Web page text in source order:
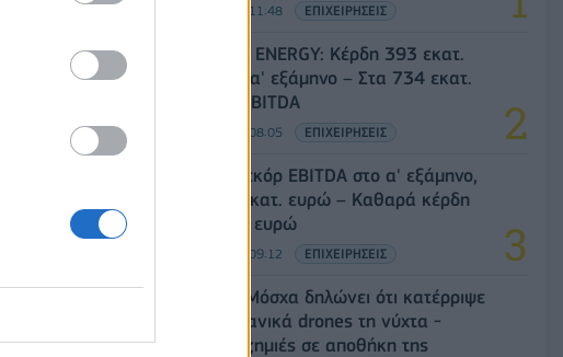
06/08/2026 - 11:48 ΕΠΙΧΕΙΡΗΣΕΙΣ
HELLENiQ ENERGY: Κέρδη 393 εκατ.
ευρώ στο α' εξάμηνο – Στα 734 εκατ.
ευρώ τα EBITDA
06/08/2026 - 08:05 ΕΠΙΧΕΙΡΗΣΕΙΣ
Metlen: Ρεκόρ EBITDA στο α' εξάμηνο,
στα 550 εκατ. ευρώ – Καθαρά κέρδη
313 εκατ. ευρώ
06/08/2026 - 09:12 ΕΠΙΧΕΙΡΗΣΕΙΣ
Ρωσία: Η Μόσχα δηλώνει ότι κατέρριψε
605 ουκρανικά drones τη νύχτα -
Ελαφρές ζημιές σε αποθήκη της